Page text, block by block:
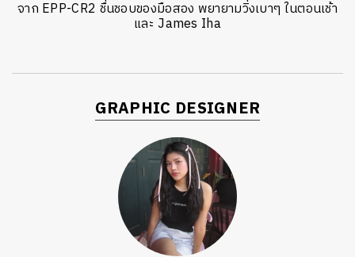
จาก EPP-CR2 ชื่นชอบของมือสอง พยายามวิ่งเบาๆ ในตอนเช้า
และ James Iha
GRAPHIC DESIGNER